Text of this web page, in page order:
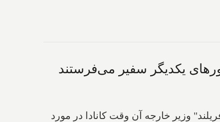
یکدیگر سفیر می‌فرستند
وزیر خارجه آن وقت کانادا در مورد